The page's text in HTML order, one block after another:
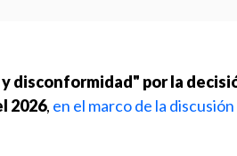
disconformidad" por la
2026, en el marco de la discusión